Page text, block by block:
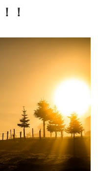
！